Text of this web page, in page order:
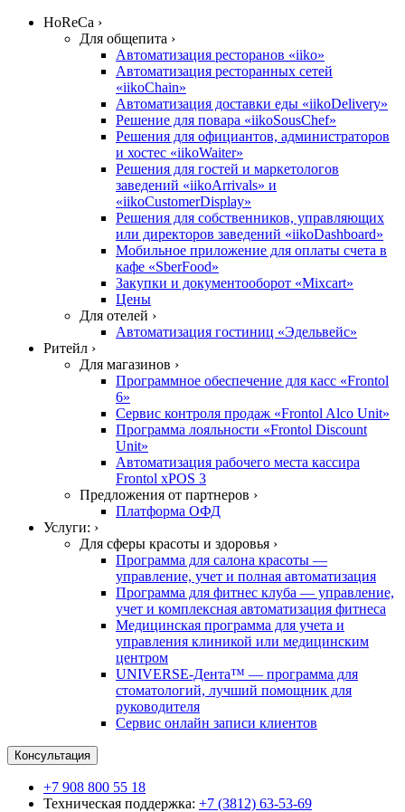
HoReCa ›
Для общепита ›
Автоматизация ресторанов «iiko»
Автоматизация ресторанных сетей
«iikoChain»
Автоматизация доставки еды «iikoDelivery»
Решение для повара «iikoSousChef»
Решения для официантов, администраторов
и хостес «iikoWaiter»
Решения для гостей и маркетологов
заведений «iikoArrivals» и
«iikoCustomerDisplay»
Решения для собственников, управляющих
или директоров заведений «iikoDashboard»
Мобильное приложение для оплаты счета в
кафе «SberFood»
Закупки и документооборот «Mixcart»
Цены
Для отелей ›
Автоматизация гостиниц «Эдельвейс»
Ритейл ›
Для магазинов ›
Программное обеспечение для касс «Frontol
6»
Сервис контроля продаж «Frontol Alco Unit»
Программа лояльности «Frontol Discount
Unit»
Автоматизация рабочего места кассира
Frontol xPOS 3
Предложения от партнеров ›
Платформа ОФД
Услуги: ›
Для сферы красоты и здоровья ›
Программа для салона красоты —
управление, учет и полная автоматизация
Программа для фитнес клуба — управление,
учет и комплексная автоматизация фитнеса
Медицинская программа для учета и
управления клиникой или медицинским
центром
UNIVERSE-Дента™ — программа для
стоматологий, лучший помощник для
руководителя
Сервис онлайн записи клиентов
Консультация
+7 908 800 55 18
Техническая поддержка: +7 (3812) 63-53-69